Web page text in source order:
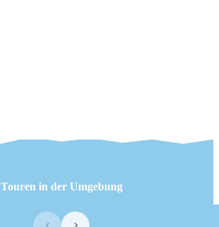
Touren in der Umgebung